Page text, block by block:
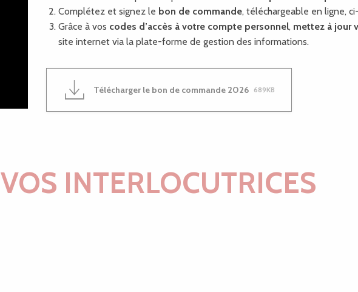
Complétez et signez le bon de commande, téléchargeable en ligne,
Grâce à vos codes d’accès à votre compte personnel, mettez à jour
site internet via la plate-forme de gestion des informations.
Télécharger le bon de commande 2026 689KB
VOS INTERLOCUTRICES